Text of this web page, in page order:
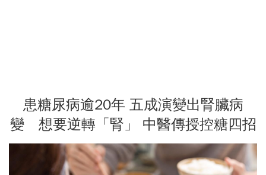
患糖尿病逾20年 五成演變出腎臟病
變 想要逆轉「腎」 中醫傳授控糖四招